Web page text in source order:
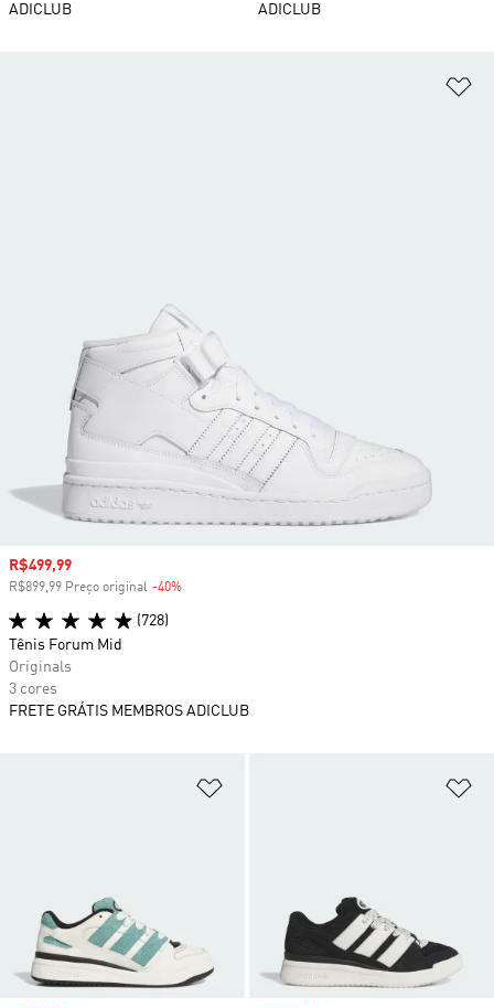
ADICLUB
ADICLUB
Preço com desconto
R$499,99
R$899,99 Preço original -40%
(728)
Tênis Forum Mid
Originals
3 cores
FRETE GRÁTIS MEMBROS ADICLUB